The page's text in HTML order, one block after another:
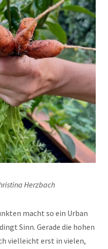
Herzbach
macht so ein Urban
Sinn. Gerade die hohen
vielleicht erst in vielen,